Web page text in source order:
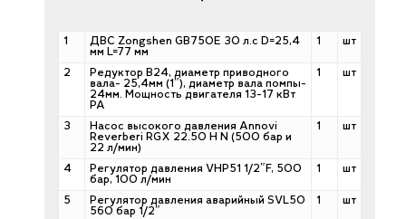
1
ДВС Zongshen GB750E 30 л.с D=25,4
мм L=77 мм
1 шт
2
Редуктор B24, диаметр приводного
вала- 25,4мм (1″), диаметр вала помпы-
24мм. Мощность двигателя 13-17 кВт
РА
1 шт
3
Насос высокого давления Annovi
Reverberi RGX 22.50 H N (500 бар и
22 л/мин)
1 шт
4
Регулятор давления VHP51 1/2″F, 500
бар, 100 л/мин
1 шт
5
Регулятор давления аварийный SVL50
560 бар 1/2″
1 шт